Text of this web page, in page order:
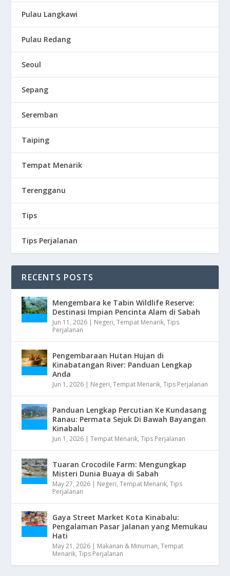
Pulau Langkawi
Pulau Redang
Seoul
Sepang
Seremban
Taiping
Tempat Menarik
Terengganu
Tips
Tips Perjalanan
RECENTS POSTS
Mengembara ke Tabin Wildlife Reserve:
Destinasi Impian Pencinta Alam di Sabah
Jun 11, 2026 | Negeri,Tempat Menarik,Tips
Perjalanan
Pengembaraan Hutan Hujan di
Kinabatangan River: Panduan Lengkap
Anda
Jun 1, 2026 | Negeri,Tempat Menarik,Tips Perjalanan
Panduan Lengkap Percutian Ke Kundasang
Ranau: Permata Sejuk Di Bawah Bayangan
Kinabalu
Jun 1, 2026 |Tempat Menarik,Tips Perjalanan
Tuaran Crocodile Farm: Mengungkap
Misteri Dunia Buaya di Sabah
May 27, 2026 | Negeri,Tempat Menarik,Tips
Perjalanan
Gaya Street Market Kota Kinabalu:
Pengalaman Pasar Jalanan yang Memukau
Hati
May 21, 2026 | Makanan & Minuman,Tempat
Menarik,Tips Perjalanan